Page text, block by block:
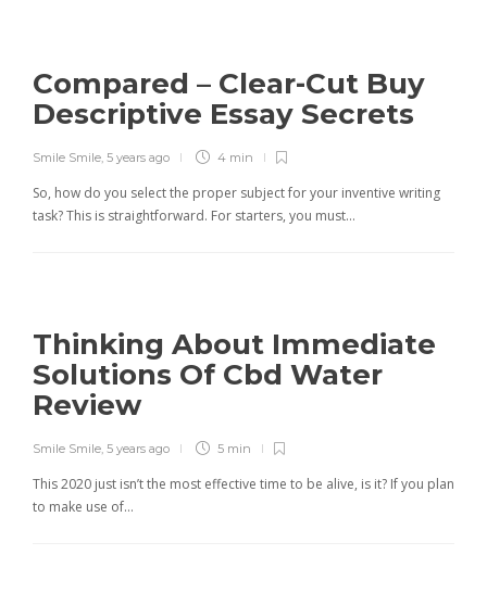
Compared – Clear-Cut Buy
Descriptive Essay Secrets
Smile Smile, 5 years ago 4 min
So, how do you select the proper subject for your inventive writing
task? This is straightforward. For starters, you must…
Thinking About Immediate
Solutions Of Cbd Water
Review
Smile Smile, 5 years ago 5 min
This 2020 just isn’t the most effective time to be alive, is it? If you plan
to make use of…